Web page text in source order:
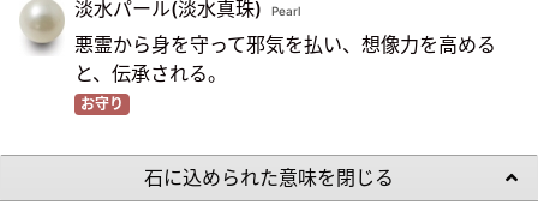
淡水パール(淡水真珠) Pearl
悪霊から身を守って邪気を払い、想像力を高める
と、伝承される。
お守り
石に込められた意味を閉じる